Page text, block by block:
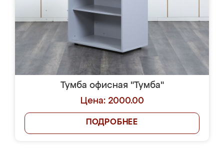
Тумба офисная "Тумба"
Цена: 2000.00
ПОДРОБНЕЕ